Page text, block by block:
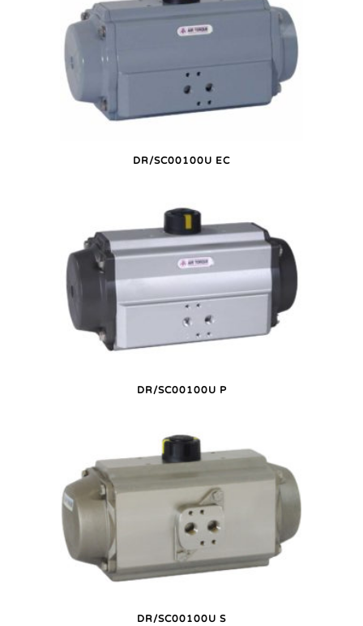
DR/SC00100U EC
DR/SC00100U P
DR/SC00100U S